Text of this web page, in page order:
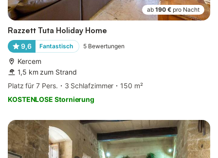
ab 190 € pro Nacht
Razzett Tuta Holiday Home
9,6 Fantastisch 5 Bewertungen
Kercem
1,5 km zum Strand
Platz für 7 Pers.
3 Schlafzimmer
150 m²
KOSTENLOSE Stornierung